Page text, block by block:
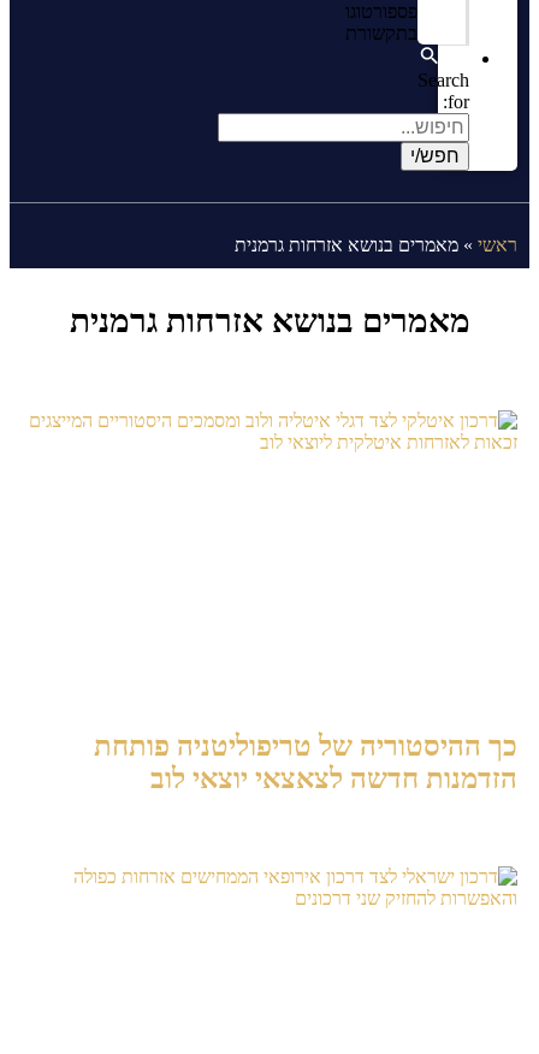
פספורטוגו
בתקשורת
Search
for:
ראשי » מאמרים בנושא אזרחות גרמנית
מאמרים בנושא אזרחות גרמנית
כך ההיסטוריה של טריפוליטניה פותחת
הזדמנות חדשה לצאצאי יוצאי לוב